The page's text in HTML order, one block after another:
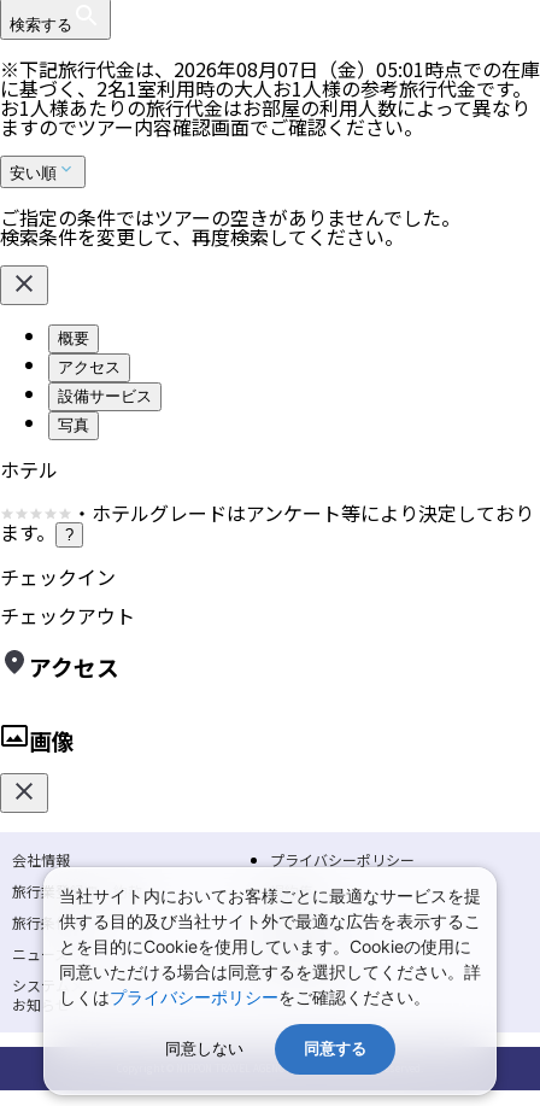
検索する
※下記旅行代金は、 2026年08月07日（金）05:01時点での在庫
に基づく、2名1室利用時の大人お1人様の参考旅行代金です。
お1人様あたりの旅行代金はお部屋の利用人数によって異なり
ますのでツアー内容確認画面でご確認ください。
安い順
ご指定の条件ではツアーの空きがありませんでした。
検索条件を変更して、再度検索してください。
概要
アクセス
設備サービス
写真
ホテル
・ホテルグレードはアンケート等により決定しており
ます。 ?
チェックイン
チェックアウト
アクセス
画像
会社情報
プライバシーポリシー
旅行業登録票・約款
規約集
旅行条件書
商標について
ニュースリリース
採用情報
システムメンテナンスの
お知らせ
サイトマップ
Copyright © NIPPON TRAVEL AGENCY Co.,LTD. All rights reserved.
当社サイト内においてお客様ごとに最適なサービスを提
供する目的及び当社サイト外で最適な広告を表示するこ
とを目的にCookieを使用しています。Cookieの使用に
同意いただける場合は同意するを選択してください。詳
しくはプライバシーポリシーをご確認ください。
同意しない 同意する